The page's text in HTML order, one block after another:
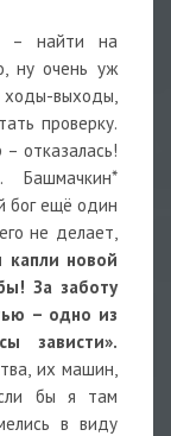
– найти на
ну очень уж
выходы,
проверку.
отказалась!
бог ещё один
не делает,
капли новой
За заботу
– одно из
зависти».
их машин,
бы я там
в виду